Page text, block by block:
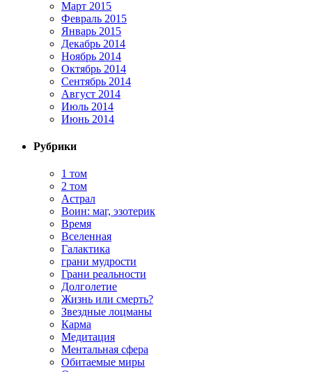
Март 2015
Февраль 2015
Январь 2015
Декабрь 2014
Ноябрь 2014
Октябрь 2014
Сентябрь 2014
Август 2014
Июль 2014
Июнь 2014
Рубрики
1 том
2 том
Астрал
Воин: маг, эзотерик
Время
Вселенная
Галактика
грани мудрости
Грани реальности
Долголетие
Жизнь или смерть?
Звездные лоцманы
Карма
Медитация
Ментальная сфера
Обитаемые миры